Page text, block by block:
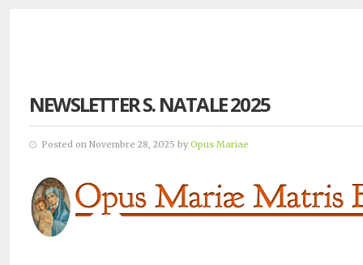
NEWSLETTER S. NATALE 2025
Posted on Novembre 28, 2025 by Opus Mariae